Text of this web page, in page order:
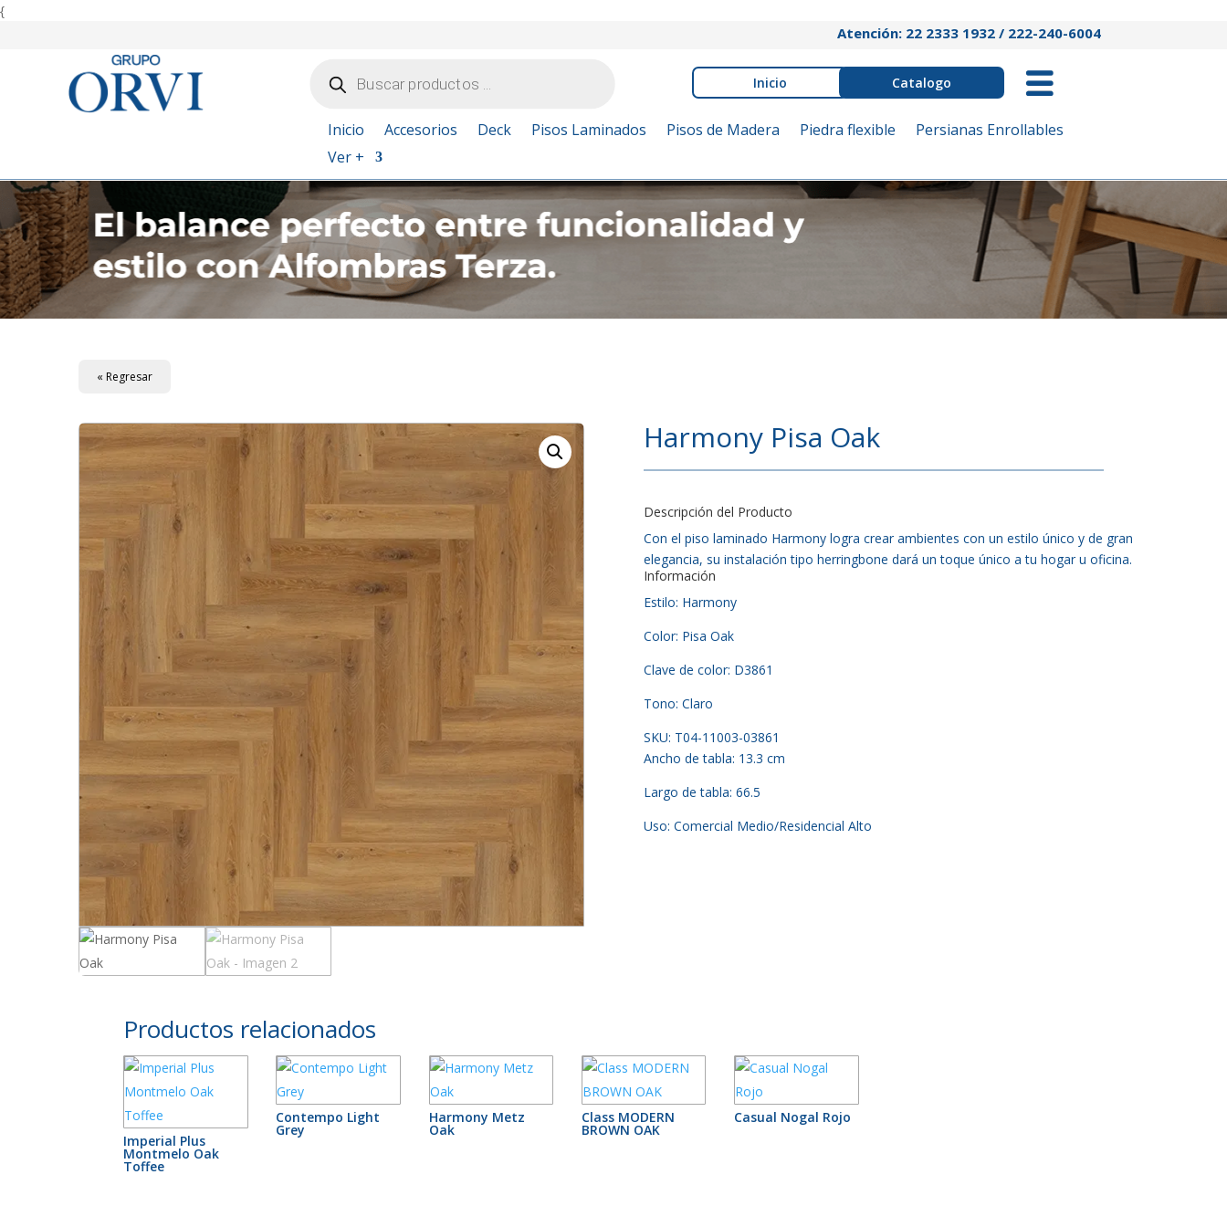
{
Atención: 22 2333 1932 / 222-240-6004
productos Inicio Catalogo
Inicio Accesorios Deck Pisos Laminados Pisos de Madera Piedra flexible
Persianas Enrollables
Ver +
« Regresar
Harmony Pisa Oak
Descripción del Producto
Con el piso laminado Harmony logra crear ambientes con un estilo único y de gran
elegancia, su instalación tipo herringbone dará un toque único a tu hogar u oficina.
Información
Estilo: Harmony
Color: Pisa Oak
Clave de color: D3861
Tono: Claro
SKU: T04-11003-03861
Ancho de tabla: 13.3 cm
Largo de tabla: 66.5
Uso: Comercial Medio/Residencial Alto
Productos relacionados
Imperial Plus
Montmelo Oak
Toffee
Contempo Light
Grey
Harmony Metz
Oak
Class MODERN
BROWN OAK
Casual Nogal Rojo